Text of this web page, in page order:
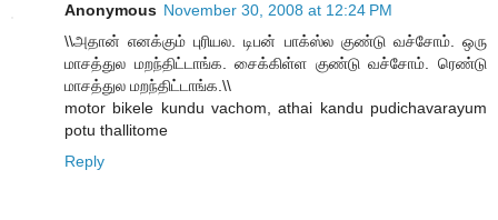
Anonymous November 30, 2008 at 12:24 PM
\\அதான் எனக்கும் புரியல. டிபன் பாக்ஸ்ல குண்டு வச்சோம். ஒரு
மாசத்துல மறந்திட்டாங்க. சைக்கிள்ள குண்டு வச்சோம். ரெண்டு
மாசத்துல மறந்திட்டாங்க.\\
motor bikele kundu vachom, athai kandu pudichavarayum
potu thallitome
Reply